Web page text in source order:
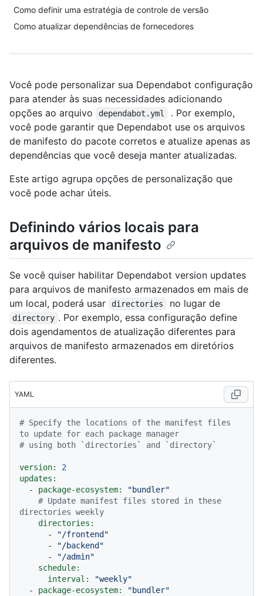
Como definir uma estratégia de controle de versão
Como atualizar dependências de fornecedores
Você pode personalizar sua Dependabot configuração
para atender às suas necessidades adicionando
opções ao arquivo
dependabot.yml
. Por exemplo,
você pode garantir que Dependabot use os arquivos
de manifesto do pacote corretos e atualize apenas as
dependências que você deseja manter atualizadas.
Este artigo agrupa opções de personalização que
você pode achar úteis.
Definindo vários locais para
arquivos de manifesto
Se você quiser habilitar Dependabot version updates
para arquivos de manifesto armazenados em mais de
um local, poderá usar
directories no lugar de
directory . Por exemplo, essa configuração define
dois agendamentos de atualização diferentes para
arquivos de manifesto armazenados em diretórios
diferentes.
YAML
# Specify the locations of the manifest files
to update for each package manager
# using both `directories` and `directory`
version:
2
updates:
-
package-ecosystem:
"bundler"
# Update manifest files stored in these
directories weekly
directories:
-
"/frontend"
-
"/backend"
-
"/admin"
schedule:
interval:
"weekly"
-
package-ecosystem:
"bundler"